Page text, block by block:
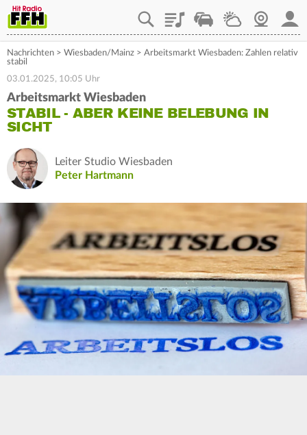
PlaylistStaupilotWetterWebcam
Nachrichten > Wiesbaden/Mainz > Arbeitsmarkt Wiesbaden: Zahlen relativ
stabil
03.01.2025, 10:05 Uhr
Arbeitsmarkt Wiesbaden
STABIL - ABER KEINE BELEBUNG IN
SICHT
Leiter Studio Wiesbaden
Peter Hartmann